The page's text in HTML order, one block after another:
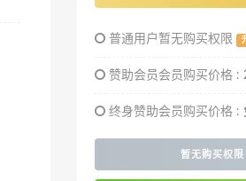
普通用户暂无购买权限
赞助会员会员购买价格 :
终身赞助会员购买价格 :
暂无购买权限